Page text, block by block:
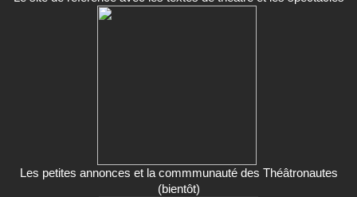
Les petites annonces et la commmunauté des Théâtronautes
(bientôt)